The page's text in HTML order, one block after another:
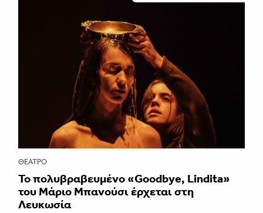
ΘΈΑΤΡΟ
Το πολυβραβευμένο «Goodbye, Lindita»
του Μάριο Μπανούσι έρχεται στη
Λευκωσία